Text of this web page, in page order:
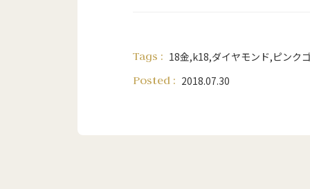
Tags : 18金,k18,ダイヤモンド,ピンク
Posted : 2018.07.30